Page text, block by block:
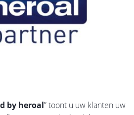
by heroal” toont u uw klanten uw